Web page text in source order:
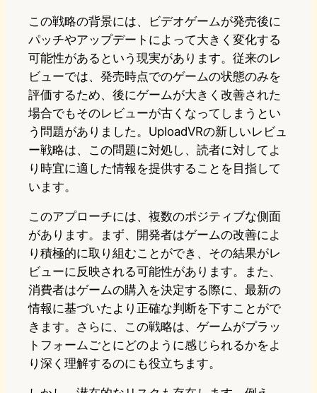
この戦略の背景には、ビデオゲームが発売後に
パッチやアップデートによって大きく変化する
可能性があるという現実があります。従来のレ
ビューでは、発売時点でのゲームの状態のみを
評価するため、後にゲームが大きく改善された
場合でもそのレビューが古くなってしまうとい
う問題がありました。UploadVRの新しいレビュ
ー戦略は、この問題に対処し、読者に対してよ
り時宜に適した情報を提供することを目指して
います。
このアプローチには、複数のポジティブな側面
があります。まず、開発者はゲームの改善によ
り積極的に取り組むことができ、その結果がレ
ビューに反映される可能性があります。また、
消費者はゲームの購入を決定する際に、最新の
情報に基づいたより正確な判断を下すことがで
きます。さらに、この戦略は、ゲームがプラッ
トフォームごとにどのように感じられるかをよ
り深く理解するのにも役立ちます。